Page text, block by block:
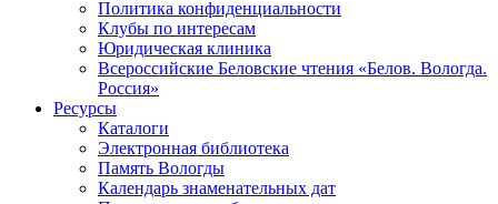
Политика конфиденциальности
Клубы по интересам
Юридическая клиника
Всероссийские Беловские чтения «Белов. Вологда.
Россия»
Ресурсы
Каталоги
Электронная библиотека
Память Вологды
Календарь знаменательных дат